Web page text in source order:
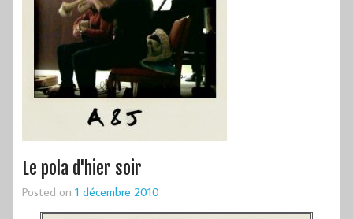
Le pola d'hier soir
Posted on 1 décembre 2010